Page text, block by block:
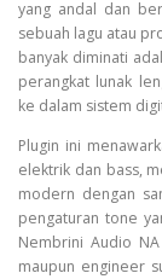
yang andal dan
sebuah lagu atau
banyak diminati
perangkat lunak
ke dalam sistem
Plugin ini
elektrik dan bass,
modern dengan
pengaturan tone
Nembrini Audio
maupun engineer